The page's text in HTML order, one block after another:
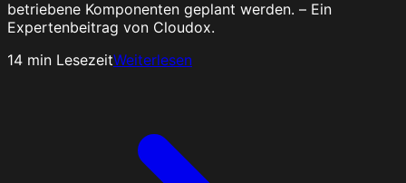
betriebene Komponenten geplant werden. – Ein
Expertenbeitrag von Cloudox.
14 min LesezeitWeiterlesen